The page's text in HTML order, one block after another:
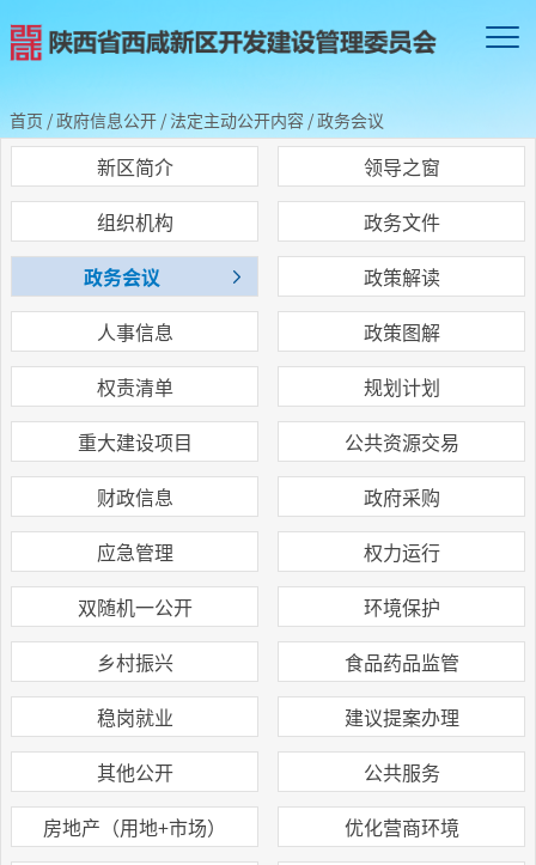
首页 /政府信息公开 / 法定主动公开内容 /政务会议
新区简介
领导之窗
组织机构
政务文件
政务会议
政策解读
人事信息
政策图解
权责清单
规划计划
重大建设项目
公共资源交易
财政信息
政府采购
应急管理
权力运行
双随机一公开
环境保护
乡村振兴
食品药品监管
稳岗就业
建议提案办理
其他公开
公共服务
房地产（用地+市场）
优化营商环境